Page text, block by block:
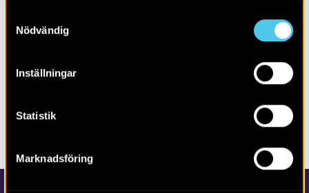
Nödvändig
Inställningar
Statistik
Marknadsföring